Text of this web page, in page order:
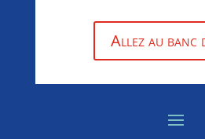
Allez au banc